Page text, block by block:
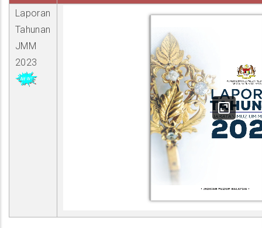
Laporan
Tahunan
JMM
2023